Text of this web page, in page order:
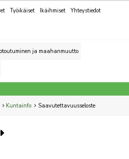
Työikäiset Ikäihmiset Yhteystiedot
ja maahanmuutto
Kuntainfo Saavutettavuusseloste